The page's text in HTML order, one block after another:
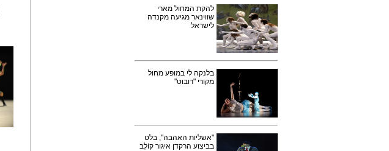
להקת המחול מארי
שווינאר מגיעה מקנדה
לישראל
בלנקה לי במופע מחול
מקורי "רובוט"
"אשליות האהבה", בלט
בביצוע הרקדן איגור קוֹלְבּ